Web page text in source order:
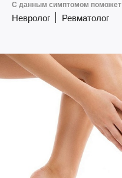
С данным симптомом поможет
Невролог Ревматолог